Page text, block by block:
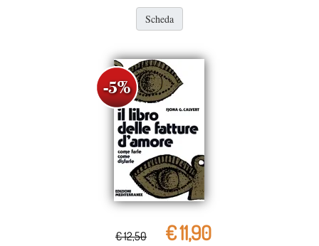
Scheda
€ 12,50 € 11,90